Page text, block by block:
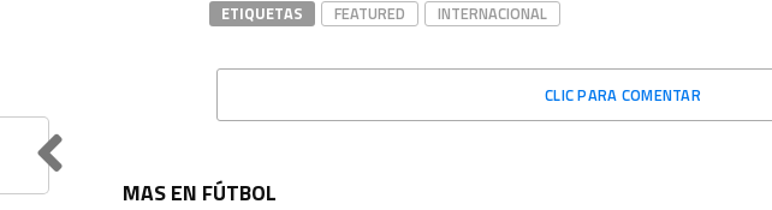
ETIQUETAS FEATURED INTERNACIONAL
CLIC PARA COMENTAR
MAS EN FÚTBOL